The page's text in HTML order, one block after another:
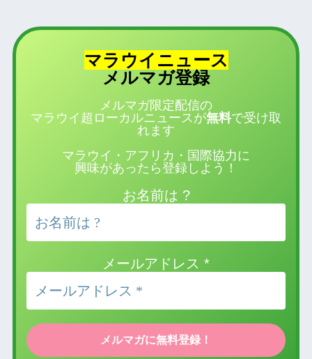
マラウイニュース
メルマガ登録
メルマガ限定配信の
マラウイ超ローカルニュースが無料で受け取
れます
マラウイ・アフリカ・国際協力に
興味があったら登録しよう！
お名前は ?
メールアドレス *